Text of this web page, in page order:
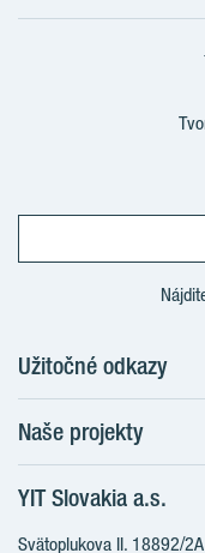
Užitočné odkazy
O nás
Prečo bývať s nami
Udržateľnosť máme v
Starostlivosť o
Naše projekty
Družstevné bývanie
NUPPU
YIT Slovakia a.s.
Svätoplukova II. 18892/2A